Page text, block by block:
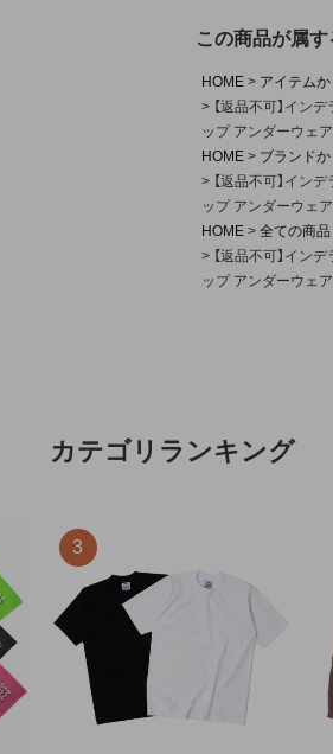
この商品が属す
HOME アイテム
【返品不可】イン
ップ アンダーウェ
HOME
ブランド
【返品不可】イン
ップ アンダーウェ
HOME
全ての商品
【返品不可】イン
ップ アンダーウェ
カテゴリランキング